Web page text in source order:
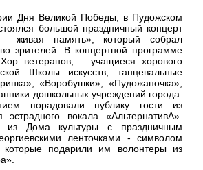
Дня Великой Победы, в Пудожском
большой праздничный концерт
живая память», который собрал
зрителей. В концертной программе
Хор ветеранов, учащиеся хорового
Школы искусств, танцевальные
«Воробушки», «Пудожаночка»,
дошкольных учреждений города.
порадовали публику гости из
вокала «АльтернативА».
из Дома культуры с праздничным
ленточками - символом
подарили им волонтеры из